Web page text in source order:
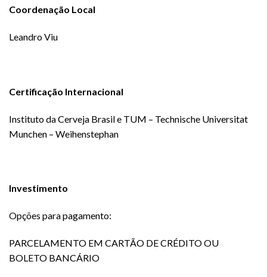
Coordenação Local
Leandro Viu
Certificação Internacional
Instituto da Cerveja Brasil e TUM – Technische Universitat
Munchen – Weihenstephan
Investimento
Opções para pagamento:
PARCELAMENTO EM CARTÃO DE CRÉDITO OU
BOLETO BANCÁRIO